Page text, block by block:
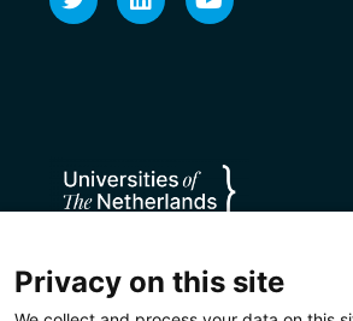
Privacy on this site